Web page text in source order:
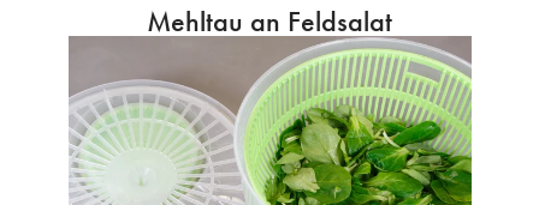
Mehltau an Feldsalat